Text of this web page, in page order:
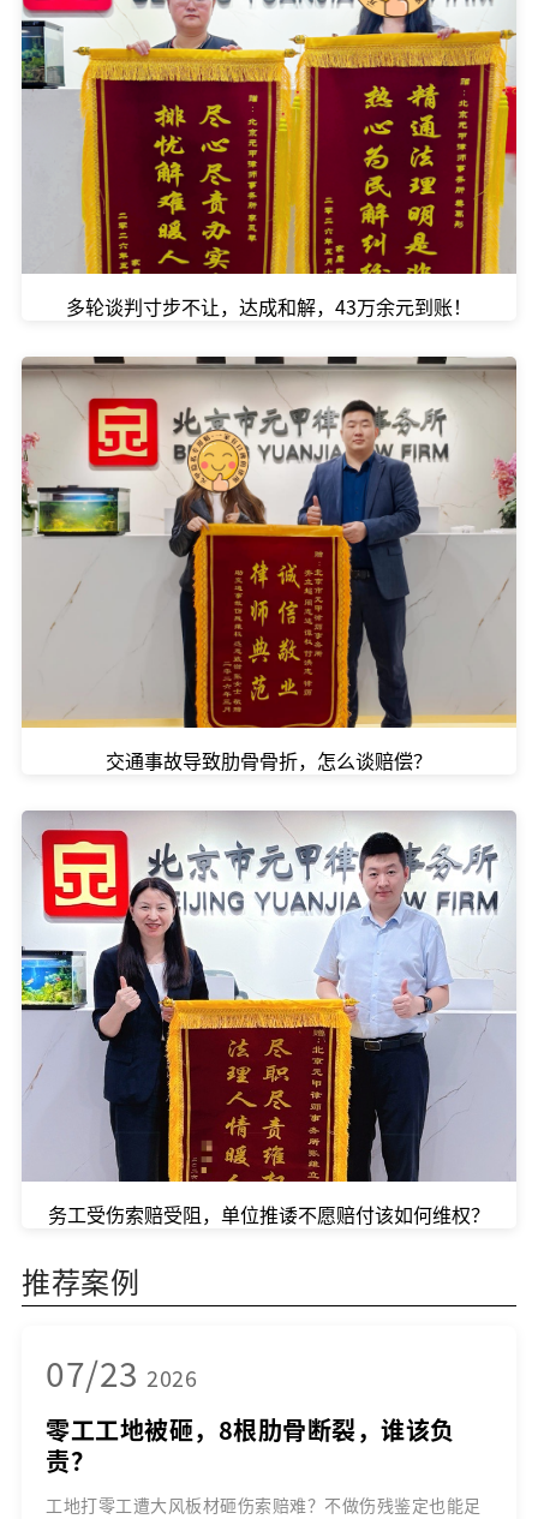
多轮谈判寸步不让，达成和解，43万余元到账！
交通事故导致肋骨骨折，怎么谈赔偿？
务工受伤索赔受阻，单位推诿不愿赔付该如何维权？
推荐案例
07/23 2026
零工工地被砸，8根肋骨断裂，谁该负
责？
工地打零工遭大风板材砸伤索赔难？不做伤残鉴定也能足